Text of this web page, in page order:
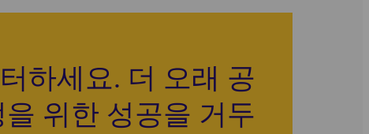
하세요. 더 오래 공
위한 성공을 거두